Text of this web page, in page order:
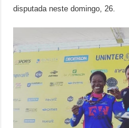
disputada neste domingo, 26.